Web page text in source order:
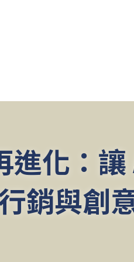
化：讓
銷與創